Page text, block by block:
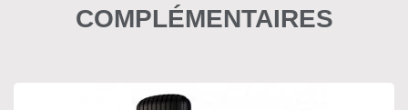
COMPLÉMENTAIRES